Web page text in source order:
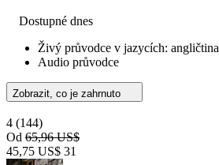
Dostupné dnes
Živý průvodce v jazycích: angličtina
Audio průvodce
Zobrazit, co je zahrnuto
4 (144)
Od 65,96 US$
45,75 US$ 31